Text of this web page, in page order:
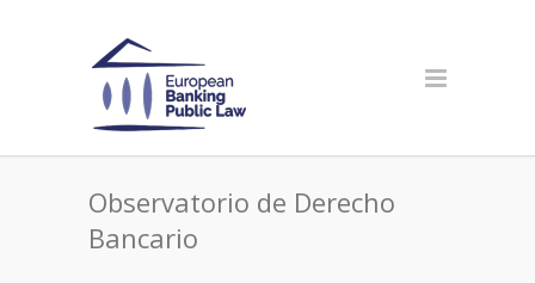
Observatorio de Derecho
Bancario